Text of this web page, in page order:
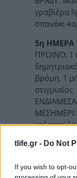
tlife.gr - Do Not
If you wish to opt-
γραβιέρα
σπανάκι-
5η ΗΜΕΡΑ
ΠΡΩΙΝΟ: 1
βρόμη, 1
στιγμιαίος
ΜΕΣΗΜΕΡΙ:
ΑΠΟΓΕΥΜΑ:
πορτοκάλι